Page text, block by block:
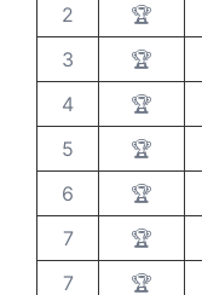
2
🏆
3
🏆
4
🏆
5
🏆
6
🏆
7
🏆
7
🏆